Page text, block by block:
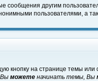
сообщения другим
пользователями, а
кнопку на странице темы
Вы можете начинать темы, Вы